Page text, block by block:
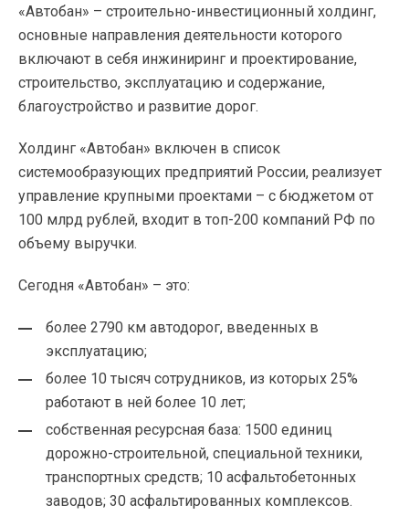
«Автобан» – строительно-инвестиционный холдинг,
основные направления деятельности которого
включают в себя инжиниринг и проектирование,
строительство, эксплуатацию и содержание,
благоустройство и развитие дорог.
Холдинг «Автобан» включен в список
системообразующих предприятий России, реализует
управление крупными проектами – с бюджетом от
100 млрд рублей, входит в топ-200 компаний РФ по
объему выручки.
Сегодня «Автобан» – это:
более 2790 км автодорог, введенных в
эксплуатацию;
более 10 тысяч сотрудников, из которых 25%
работают в ней более 10 лет;
собственная ресурсная база: 1500 единиц
дорожно-строительной, специальной техники,
транспортных средств; 10 асфальтобетонных
заводов; 30 асфальтированных комплексов.